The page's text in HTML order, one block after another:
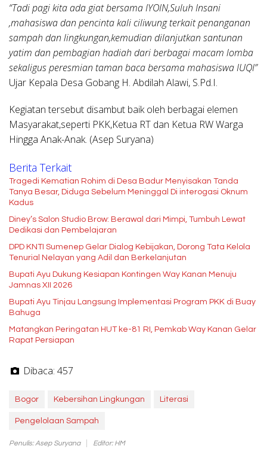
“Tadi pagi kita ada giat bersama IYOIN,Suluh Insani
,mahasiswa dan pencinta kali ciliwung terkait penanganan
sampah dan lingkungan,kemudian dilanjutkan santunan
yatim dan pembagian hadiah dari berbagai macam lomba
sekaligus peresmian taman baca bersama mahasiswa IUQI”
Ujar Kepala Desa Gobang H. Abdilah Alawi, S.Pd.I.
Kegiatan tersebut disambut baik oleh berbagai elemen
Masyarakat,seperti PKK,Ketua RT dan Ketua RW Warga
Hingga Anak-Anak. (Asep Suryana)
Berita Terkait
Tragedi Kematian Rohim di Desa Badur Menyisakan Tanda
Tanya Besar, Diduga Sebelum Meninggal Di interogasi Oknum
Kadus
Diney’s Salon Studio Brow: Berawal dari Mimpi, Tumbuh Lewat
Dedikasi dan Pembelajaran
DPD KNTI Sumenep Gelar Dialog Kebijakan, Dorong Tata Kelola
Tenurial Nelayan yang Adil dan Berkelanjutan
Bupati Ayu Dukung Kesiapan Kontingen Way Kanan Menuju
Jamnas XII 2026
Bupati Ayu Tinjau Langsung Implementasi Program PKK di Buay
Bahuga
Matangkan Peringatan HUT ke-81 RI, Pemkab Way Kanan Gelar
Rapat Persiapan
Dibaca: 457
Bogor Kebersihan Lingkungan Literasi
Pengelolaan Sampah
Penulis: Asep Suryana Editor: HM